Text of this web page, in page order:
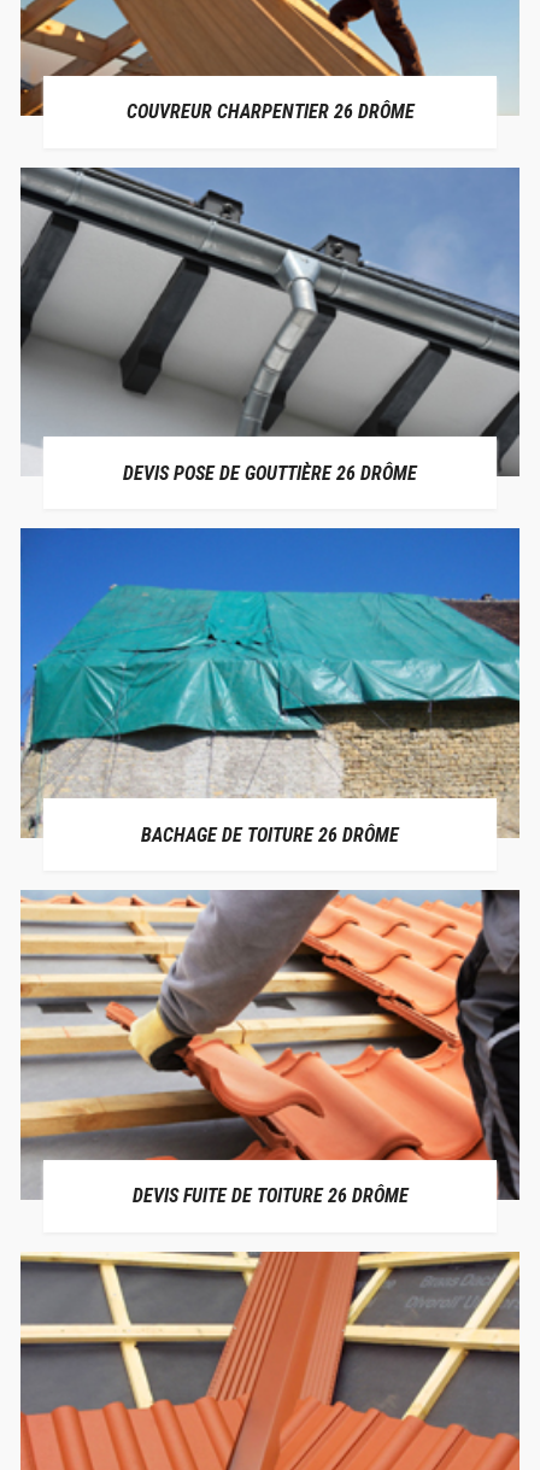
COUVREUR CHARPENTIER 26 DRÔME
DEVIS POSE DE GOUTTIÈRE 26 DRÔME
BACHAGE DE TOITURE 26 DRÔME
DEVIS FUITE DE TOITURE 26 DRÔME